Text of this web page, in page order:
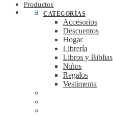
0
Productos
CATEGORÍAS
Accesorios
Descuentos
Hogar
Librería
Libros y Biblias
Niños
Regalos
Vestimenta